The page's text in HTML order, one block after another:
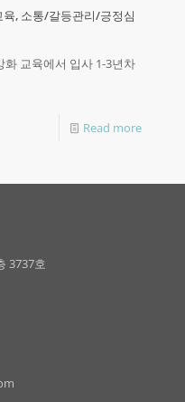
, 소통/갈등관리/긍정심
화 교육에서 입사 1-3년차
Read more
3737호